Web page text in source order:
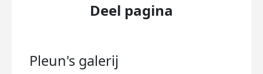
Deel pagina
Pleun's galerij